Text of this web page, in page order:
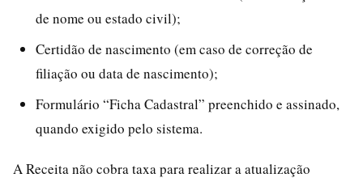
de nome ou estado civil);
Certidão de nascimento (em caso de correção de
filiação ou data de nascimento);
Formulário “Ficha Cadastral” preenchido e assinado,
quando exigido pelo sistema.
A Receita não cobra taxa para realizar a atualização